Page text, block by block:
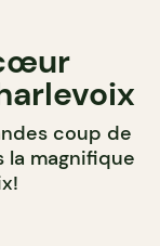
coup de
magnifique